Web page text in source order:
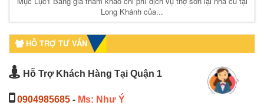
Long Khánh của...
HỖ TRỢ TƯ VẤN
Hỗ Trợ Khách Hàng Tại Quận 1
0904985685 - Ms: Như Ý